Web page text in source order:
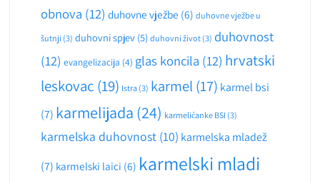
obnova (12) duhovne vježbe (6) duhovne vježbe u
šutnji (3) duhovni spjev(5) duhovni život(3) duhovnost
(12) evangelizacija (4) glas koncila (12) hrvatski
leskovac (19) Istra(3) karmel(17) karmel bsi
(7) karmelijada (24) karmelićanke BSI (3)
karmelska duhovnost(10) karmelska mladež
(7) karmelski laici (6) karmelski mladi